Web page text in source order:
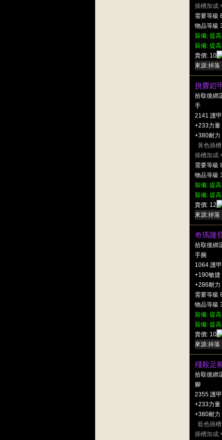
插槽加成
需要等級
物品等級
裝備: 提
裝備: 提
賣價: 10
來源:掉落
挑釁鎧
拾取後綁
手
2141 護甲
+233力量
+380耐力
黃色插槽
插槽加成
需要等級
物品等級
裝備: 提
裝備: 提
賣價: 12
來源:掉落
奇瑪隆
拾取後綁
手腕
1064 護甲
+190敏捷
+286耐力
需要等級
物品等級
裝備: 提
裝備: 提
賣價: 10
來源:掉落
殘殺足
拾取後綁
腳
2355 護甲
+233力量
+380耐力
藍色插槽
插槽加成